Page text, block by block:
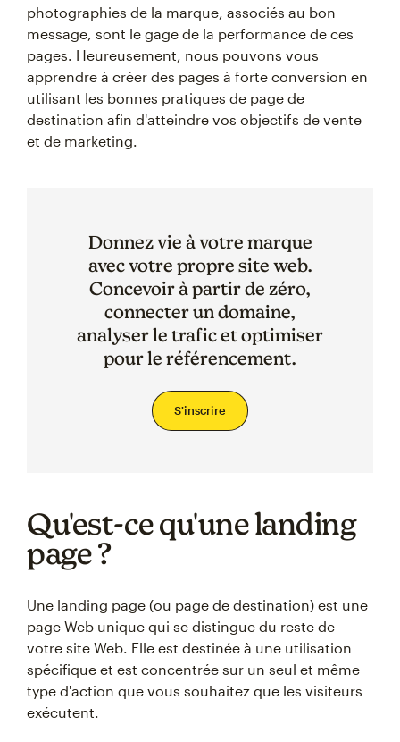
photographies de la marque, associés au bon
message, sont le gage de la performance de ces
pages. Heureusement, nous pouvons vous
apprendre à créer des pages à forte conversion en
utilisant les bonnes pratiques de page de
destination afin d'atteindre vos objectifs de vente
et de marketing.
Donnez vie à votre marque
avec votre propre site web.
Concevoir à partir de zéro,
connecter un domaine,
analyser le trafic et optimiser
pour le référencement.
S'inscrire
Qu'est-ce qu'une landing
page ?
Une landing page (ou page de destination) est une
page Web unique qui se distingue du reste de
votre site Web. Elle est destinée à une utilisation
spécifique et est concentrée sur un seul et même
type d'action que vous souhaitez que les visiteurs
exécutent.